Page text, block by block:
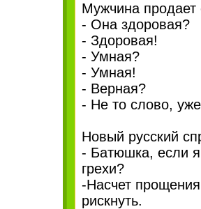
Мужчина продает
- Она здоровая?
- Здоровая!
- Умная?
- Умная!
- Верная?
- Не то слово,
Новый русский
- Батюшка, если
грехи?
-Насчет прощения
рискнуть.